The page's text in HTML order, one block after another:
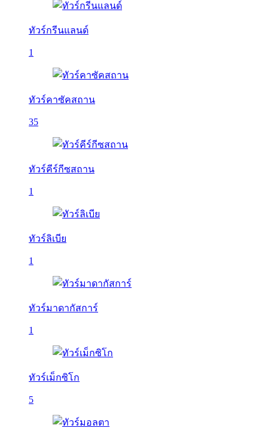
ทัวร์กรีนแลนด์
1
ทัวร์คาซัคสถาน
35
ทัวร์คีร์กีซสถาน
1
ทัวร์ลิเบีย
1
ทัวร์มาดากัสการ์
1
ทัวร์เม็กซิโก
5